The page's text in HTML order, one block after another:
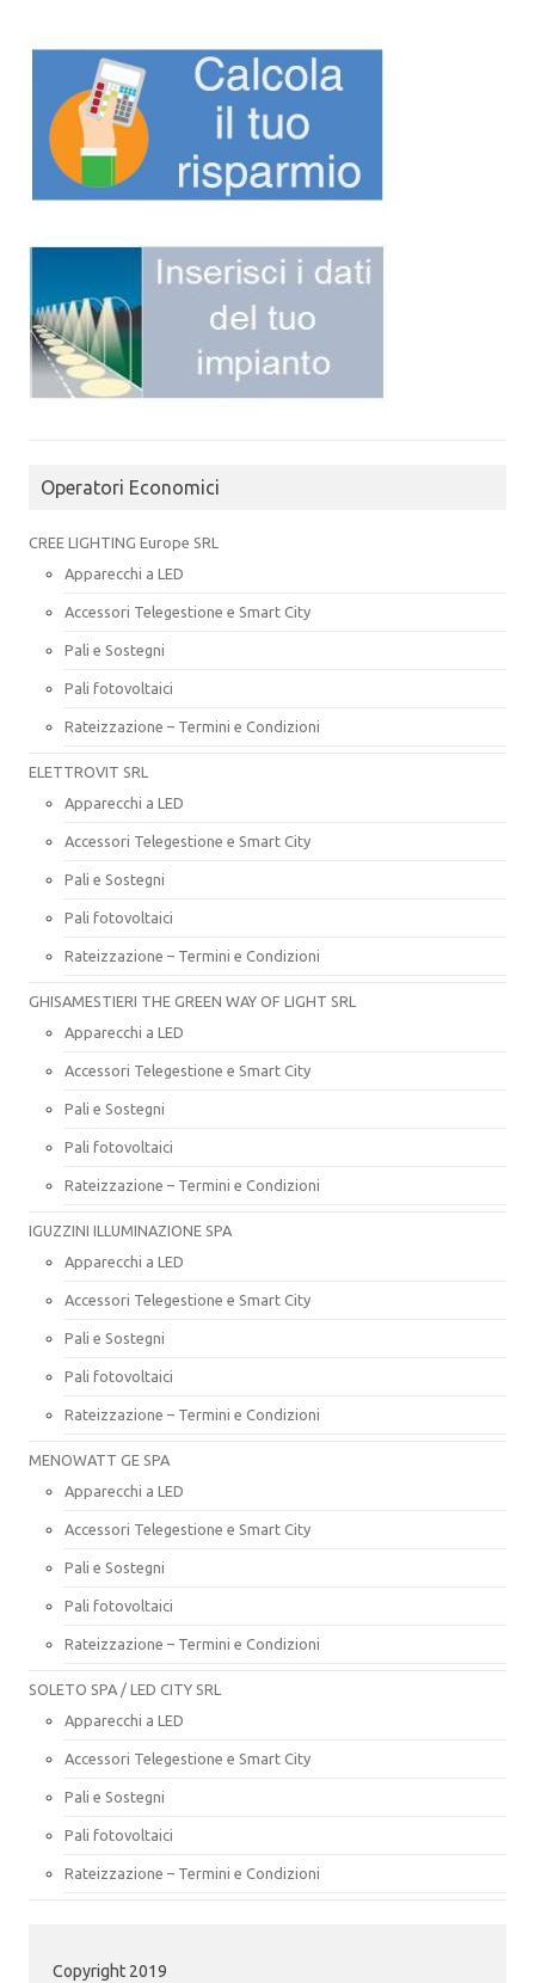
Operatori Economici
CREE LIGHTING Europe SRL
Apparecchi a LED
Accessori Telegestione e Smart City
Pali e Sostegni
Pali fotovoltaici
Rateizzazione – Termini e Condizioni
ELETTROVIT SRL
Apparecchi a LED
Accessori Telegestione e Smart City
Pali e Sostegni
Pali fotovoltaici
Rateizzazione – Termini e Condizioni
GHISAMESTIERI THE GREEN WAY OF LIGHT SRL
Apparecchi a LED
Accessori Telegestione e Smart City
Pali e Sostegni
Pali fotovoltaici
Rateizzazione – Termini e Condizioni
IGUZZINI ILLUMINAZIONE SPA
Apparecchi a LED
Accessori Telegestione e Smart City
Pali e Sostegni
Pali fotovoltaici
Rateizzazione – Termini e Condizioni
MENOWATT GE SPA
Apparecchi a LED
Accessori Telegestione e Smart City
Pali e Sostegni
Pali fotovoltaici
Rateizzazione – Termini e Condizioni
SOLETO SPA / LED CITY SRL
Apparecchi a LED
Accessori Telegestione e Smart City
Pali e Sostegni
Pali fotovoltaici
Rateizzazione – Termini e Condizioni
Copyright 2019